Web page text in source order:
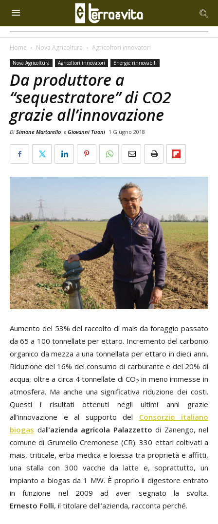
Home Nova Agricoltura Agricoltori innovatori
Nova Agricoltura Agricoltori innovatori Energie rinnovabili
Da produttore a
“sequestratore” di CO2
grazie all’innovazione
Di Simone Martarello e Giovanni Tuoni 1 Giugno 2018
Aumento del 53% del raccolto di mais da foraggio passato
da 65 a 100 tonnellate per ettaro. Incremento del carbonio
organico da mezza a una tonnellata per ettaro in dieci anni.
Riduzione del 16% del consumo di carburante e del 20% di
acqua, oltre a circa 4 tonnellate di CO2 in meno immesse in
atmosfera. Ma anche una significativa riduzione dei costi.
Questi i risultati ottenuti negli ultimi anni grazie
all’innovazione e al supporto del Consorzio italiano
biogas dall’azienda agricola Palazzetto di Zanengo, nel
comune di Grumello Cremonese (CR): 330 ettari coltivati a
mais, triticale, erba medica e loiessa tra proprietà e affitti,
una stalla con 300 vacche da latte e, soprattutto, un
impianto a biogas da 1 MW. È proprio il digestore entrato
in funzione nel 2009 ad aver segnato la svolta.
Ernesto Folli, il titolare dell’azienda, racconta perché.